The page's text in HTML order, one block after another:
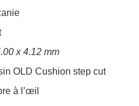
x 4.12 mm
OLD Cushion step cut
à l’œil